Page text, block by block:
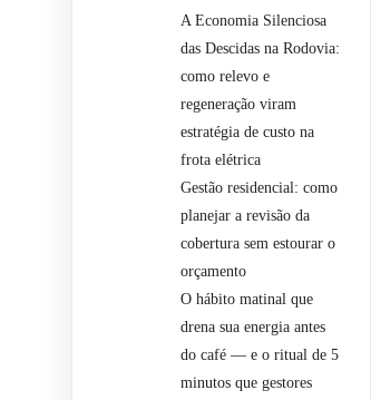
A Economia Silenciosa
das Descidas na Rodovia:
como relevo e
regeneração viram
estratégia de custo na
frota elétrica
Gestão residencial: como
planejar a revisão da
cobertura sem estourar o
orçamento
O hábito matinal que
drena sua energia antes
do café — e o ritual de 5
minutos que gestores